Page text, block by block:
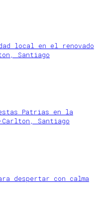
local en el renovado
Santiago
Patrias en la
Santiago
despertar con calma